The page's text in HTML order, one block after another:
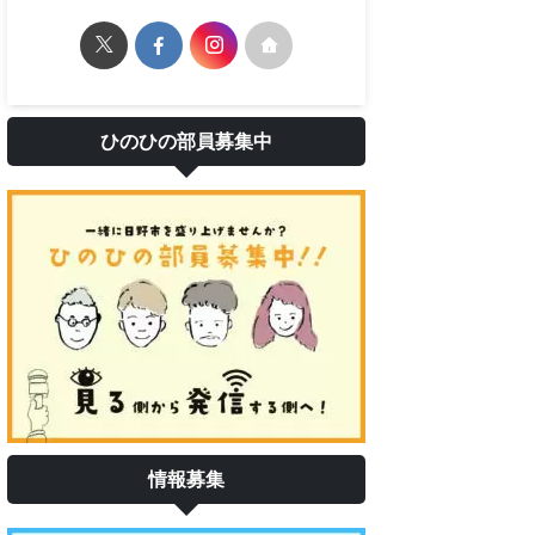
ひのひの部員募集中
情報募集